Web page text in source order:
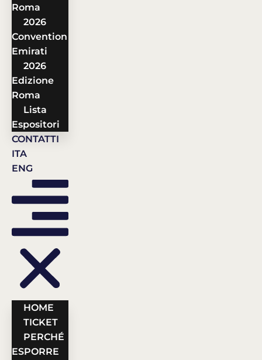
Roma
2026
Convention
Emirati
2026
Edizione
Roma
Lista
Espositori
CONTATTI
ITA
ENG
HOME
TICKET
PERCHÉ
ESPORRE